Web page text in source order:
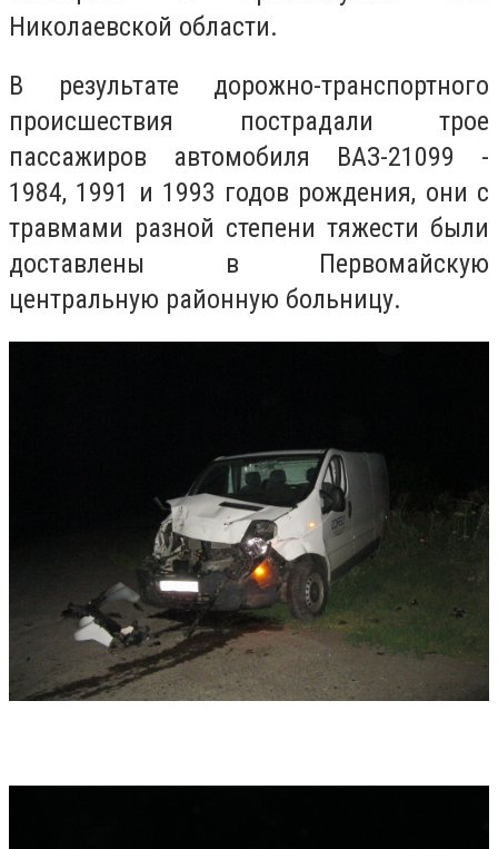
Николаевской области.
В результате дорожно-транспортного
происшествия пострадали трое
пассажиров автомобиля ВАЗ-21099 -
1984, 1991 и 1993 годов рождения, они с
травмами разной степени тяжести были
доставлены в Первомайскую
центральную районную больницу.